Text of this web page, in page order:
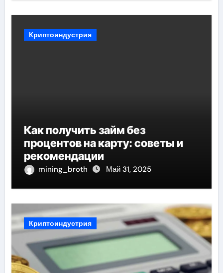
Криптоиндустрия
Как получить займ без
процентов на карту: советы и
рекомендации
mining_broth Май 31, 2025
Криптоиндустрия